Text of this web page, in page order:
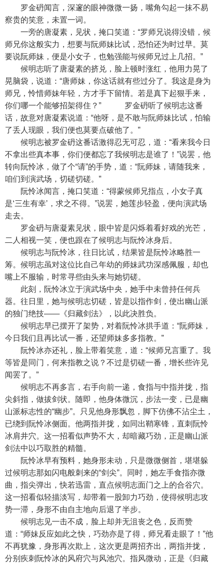
罗金砃闻言，深邃的眼神微微一扬，嘴角勾起一抹不易
察贵的笑意，未置一词。
一旁的唐凝素，见状，掩口笑道：“罗师兄说得没错，候
师兄你这般实力，想要与阮师妹比试，恐怕还为时过早。莫
要说阮师妹，便是小女子，也勉强能与候师兄过上几招。”
候明志听了唐凝素的挤兑，脸上顿时涨红，他用力晃了
晃脑袋，说道：“唐师妹，你这话就有些过分了。我这是身为
师兄，怜惜师妹年轻，方才手下留情。若是真下起狠手来，
你们哪一个能够招架得住？” 罗金砃听了候明志这番
话，故意对唐凝素说道：“他呀，是不敢与阮师妹比试，怕输
了丢人现眼，我们便也莫要点破他了。”
候明志被罗金砃这番话激得忍无可忍，道：“看来我今日
不拿出些真本事，你们便都忘了我候明志是谁了！”说罢，他
转向阮怜冰，做了个“请”的手势，道：“阮师妹，请随我来，
咱们到演武场，切磋切磋。”
阮怜冰闻言，掩口笑道：“得蒙候师兄指点，小女子真
是‘三生有幸’，求之不得。”说罢，她莲步轻盈，便向演武场
走去。
罗金砃与唐凝素见状，眼中皆是闪烁着看好戏的光芒，
二人相视一笑，便也跟在了候明志与阮怜冰身后。
候明志与阮怜冰，往日比试，结果皆是阮怜冰略胜一
筹。候明志虽对这位比自己年幼的师妹武功深感佩服，却也
嘴上不服输，时常寻些由头来与她切磋。
此刻，阮怜冰立于演武场中央，她手中未曾持任何兵
器。往日里，她与候明志切磋，皆是以指作剑，使出幽山派
的独门绝技——《归藏剑法》，以此决胜负。
候明志早已摆开了架势，对着阮怜冰拱手道：“阮师妹，
今日我们且再比试一番，还望师妹多多指教。”
阮怜冰亦还礼，脸上带着笑意，道：“候师兄言重了。我
等皆是同门，何来指教之说？不过是切磋一番，增长些许见
闻罢了。”
候明志不再多言，右手向前一递，食指与中指并拢，指
尖斜指，做拔剑状。随即，他身体微沉，步法一变，已是幽
山派标志性的“幽步”。只见他身形飘忽，脚下仿佛不沾尘土，
已绕到阮怜冰侧面。他两指并拢，如同出鞘寒锋，直刺阮怜
冰肩井穴。这一招看似声势不大，却暗藏巧劲，正是幽山派
剑法中以巧取胜的精髓。
阮怜冰早有预料，她身形未动，只是微微侧首，堪堪躲
过候明志那如闪电般刺来的“剑尖”。同时，她左手食指亦微
曲，指尖弹出，快若迅雷，直点候明志面门之上的合谷穴。
这一招看似轻描淡写，却带着一股卸力巧劲，使得候明志攻
势一滞，身形不由自主地向后退了半步。
候明志见一击不成，脸上却并无沮丧之色，反而赞
道：“师妹反应如此之快，巧劲亦是了得，师兄看走眼了！”他
不再犹豫，身形再次欺上，这次更是两招齐出，两指并拢，
分别疾刺阮怜冰的风府穴与风池穴。指风微动，正是《归藏